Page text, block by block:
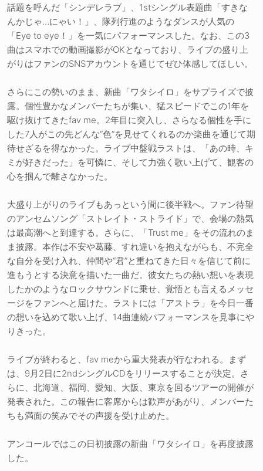
話題を呼んだ「シンデレラブ」、1stシングル表題曲「すきな
んかじゃ…にゃい！」、隊列行進のようなダンスが人気の
「Eye to eye！」を一気にパフォーマンスした。なお、この3
曲はスマホでの動画撮影がOKとなっており、ライブの盛り上
がりはファンのSNSアカウントを通じてぜひ体感してほしい。
さらにこの勢いのまま、新曲「ワタシイロ」をサプライズで披
露。個性豊かなメンバーたちが集い、猛スピードでこの1年を
駆け抜けてきたfav me。2年目に突入し、さらなる個性を手に
した7人がこの先どんな“色”を見せてくれるのか楽曲を通じて期
待せざるを得なかった。ライブ中盤戦ラストは、「あの時、キ
ミが好きだった」を可憐に、そして力強く歌い上げて、観客の
心を掴んで離さなかった。
大盛り上がりのライブもあっという間に後半戦へ。ファン待望
のアンセムソング「ストレイト・ストライド」で、会場の熱気
は最高潮へと到達する。さらに、「Trust me」をその流れのま
ま披露。本作は不安や葛藤、すれ違いを抱えながらも、不完全
な自分を受け入れ、仲間や“君”と重ねてきた日々を信じて前に
進もうとする決意を描いた一曲だ。彼女たちの熱い想いを表現
したかのようなロックサウンドに乗せ、覚悟とも言えるメッセ
ージをファンへと届けた。ラストには「アストラ」を今日一番
の想いを込めて歌い上げ、14曲連続パフォーマンスを見事にや
りきった。
ライブが終わると、fav meから重大発表が行なわれる。まず
は、9月2日に2ndシングルCDをリリースすることが決定。さ
らに、北海道、福岡、愛知、大阪、東京を回るツアーの開催が
発表された。この報告に客席からは歓声があがり、メンバーた
ちも満面の笑みでその声援を受け止めた。
アンコールではこの日初披露の新曲「ワタシイロ」を再度披露
した。